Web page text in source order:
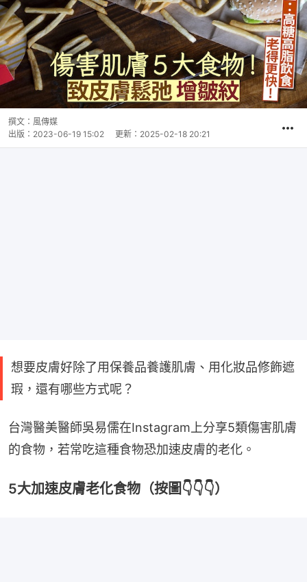
撰文： 風傳媒
出版： 2023-06-19 15:02 更新： 2025-02-18 20:21
想要皮膚好除了用保養品養護肌膚、用化妝品修飾遮
瑕，還有哪些方式呢？
台灣醫美醫師吳易儒在Instagram上分享5類傷害肌膚
的食物，若常吃這種食物恐加速皮膚的老化。
5大加速皮膚老化食物（按圖👇👇👇）